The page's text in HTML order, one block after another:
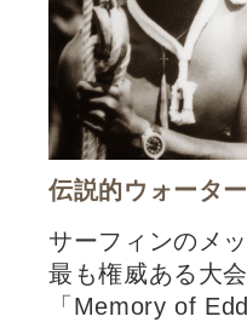
伝説的ウォータ
サーフィンのメ
最も権威ある大
「Memory of